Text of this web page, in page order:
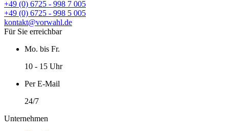
+49 (0) 6725 - 998 7 005
+49 (0) 6725 - 998 5 005
kontakt@vorwahl.de
Für Sie erreichbar
Mo. bis Fr.
10 - 15 Uhr
Per E-Mail
24/7
Unternehmen